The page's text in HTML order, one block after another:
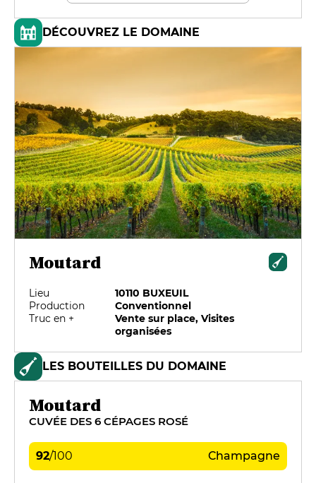
DÉCOUVREZ LE DOMAINE
Moutard
Lieu
10110 BUXEUIL
Production
Conventionnel
Truc en +
Vente sur place, Visites
organisées
LES BOUTEILLES DU DOMAINE
Moutard
CUVÉE DES 6 CÉPAGES ROSÉ
92/100 Champagne